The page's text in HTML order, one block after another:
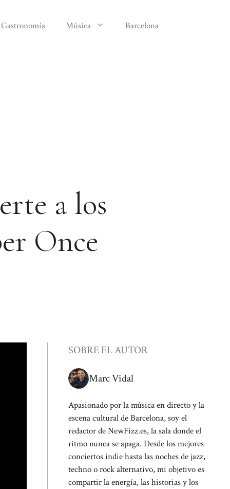
Gastronomía Música Barcelona
a los
Once
SOBRE EL AUTOR
Marc Vidal
Apasionado por la música en directo y la
escena cultural de Barcelona, soy el
redactor de NewFizz.es, la sala donde el
ritmo nunca se apaga. Desde los mejores
conciertos indie hasta las noches de jazz,
techno o rock alternativo, mi objetivo es
compartir la energía, las historias y los